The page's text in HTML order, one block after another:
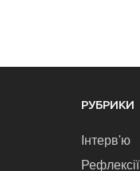
РУБРИКИ
Інтерв'ю
Рефлексії